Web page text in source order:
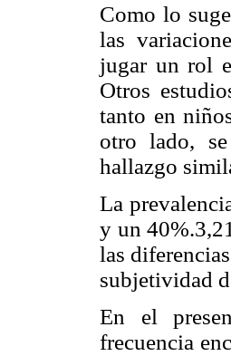
Como lo
las
jugar un rol
Otros
tanto en
otro lado,
hallazgo
La
y un
las
subjetividad
En el
frecuencia